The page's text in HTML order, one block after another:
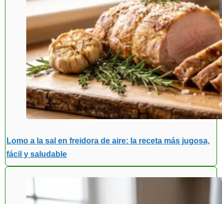
Lomo a la sal en freidora de aire: la receta más jugosa,
fácil y saludable